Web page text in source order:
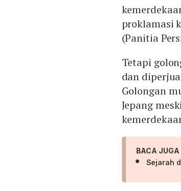
proklamasi
(Panitia
Tetapi
dan
Golongan
Jepang
BACA JUGA
Sejarah